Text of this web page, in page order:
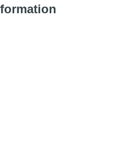
formation